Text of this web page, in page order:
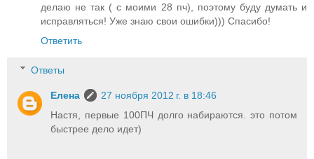
делаю не так ( с моими 28 пч), поэтому буду думать и
исправляться! Уже знаю свои ошибки))) Спасибо!
Ответить
Ответы
Елена
27 ноября 2012 г. в 18:46
Настя, первые 100ПЧ долго набираются. это потом
быстрее дело идет)